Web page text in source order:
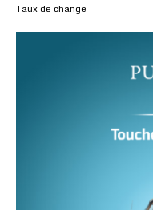
Taux de change